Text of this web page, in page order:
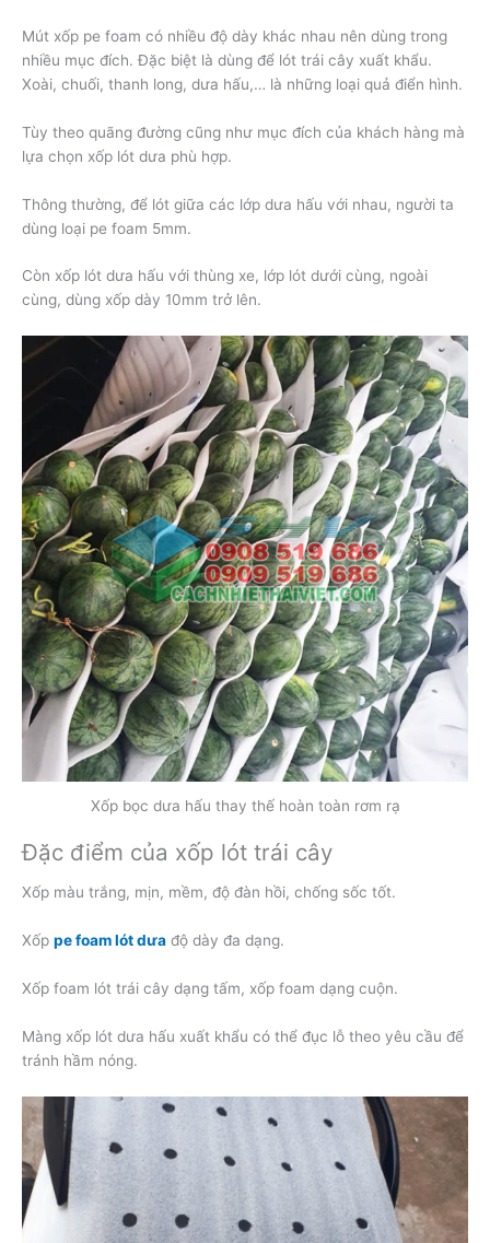
Mút xốp pe foam có nhiều độ dày khác nhau nên dùng trong
nhiều mục đích. Đặc biệt là dùng để lót trái cây xuất khẩu.
Xoài, chuối, thanh long, dưa hấu,… là những loại quả điển hình.
Tùy theo quãng đường cũng như mục đích của khách hàng mà
lựa chọn xốp lót dưa phù hợp.
Thông thường, để lót giữa các lớp dưa hấu với nhau, người ta
dùng loại pe foam 5mm.
Còn xốp lót dưa hấu với thùng xe, lớp lót dưới cùng, ngoài
cùng, dùng xốp dày 10mm trở lên.
Xốp bọc dưa hấu thay thế hoàn toàn rơm rạ
Đặc điểm của xốp lót trái cây
Xốp màu trắng, mịn, mềm, độ đàn hồi, chống sốc tốt.
Xốp pe foam lót dưa độ dày đa dạng.
Xốp foam lót trái cây dạng tấm, xốp foam dạng cuộn.
Màng xốp lót dưa hấu xuất khẩu có thể đục lỗ theo yêu cầu để
tránh hầm nóng.